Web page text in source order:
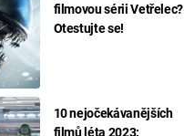
filmovou sérii Vetřelec?
Otestujte se!
10 nejočekávanějších
filmů léta 2023: